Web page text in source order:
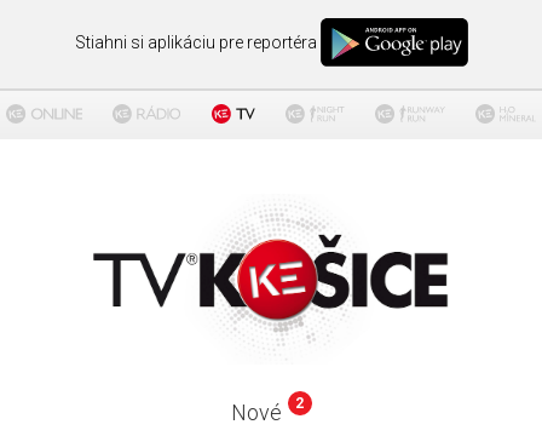
Stiahni si aplikáciu pre reportéra
Nové 2